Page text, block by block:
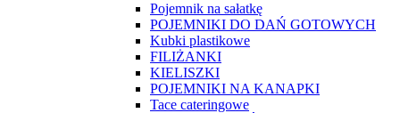
Pojemnik na sałatkę
POJEMNIKI DO DAŃ GOTOWYCH
Kubki plastikowe
FILIŻANKI
KIELISZKI
POJEMNIKI NA KANAPKI
Tace cateringowe